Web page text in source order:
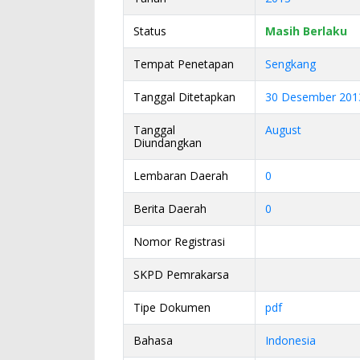
Status Masih Berlaku
Tempat Penetapan Sengkang
Tanggal Ditetapkan 30 Desember
Tanggal
Diundangkan
August
Lembaran Daerah 0
Berita Daerah 0
Nomor Registrasi
SKPD Pemrakarsa
Tipe Dokumen pdf
Bahasa Indonesia